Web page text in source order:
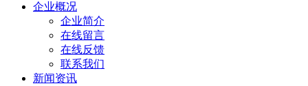
企业概况
企业简介
在线留言
在线反馈
联系我们
新闻资讯